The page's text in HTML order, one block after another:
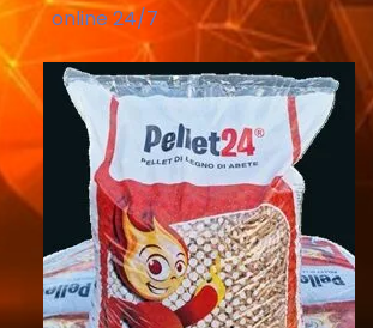
online 24/7